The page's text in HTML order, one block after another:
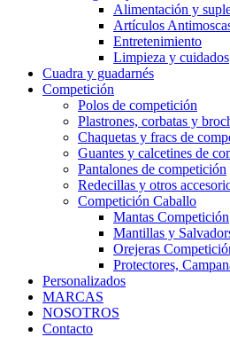
Alimentación y
Artículos
Entretenimiento
Limpieza y cuidados
Cuadra y guadarnés
Competición
Polos de competición
Plastrones, corbatas y
Chaquetas y fracs de
Guantes y calcetines de
Pantalones de competición
Redecillas y otros
Competición Caballo
Mantas Competición
Mantillas y
Orejeras
Protectores,
Personalizados
MARCAS
NOSOTROS
Contacto